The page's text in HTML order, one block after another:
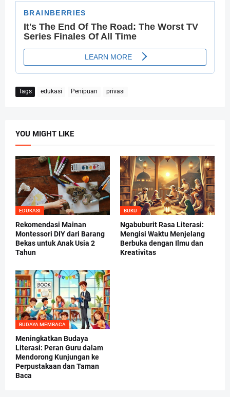
Tags edukasi Penipuan privasi
YOU MIGHT LIKE
EDUKASI
Rekomendasi Mainan
Montessori DIY dari Barang
Bekas untuk Anak Usia 2
Tahun
BUKU
Ngabuburit Rasa Literasi:
Mengisi Waktu Menjelang
Berbuka dengan Ilmu dan
Kreativitas
BUDAYA MEMBACA
Meningkatkan Budaya
Literasi: Peran Guru dalam
Mendorong Kunjungan ke
Perpustakaan dan Taman
Baca